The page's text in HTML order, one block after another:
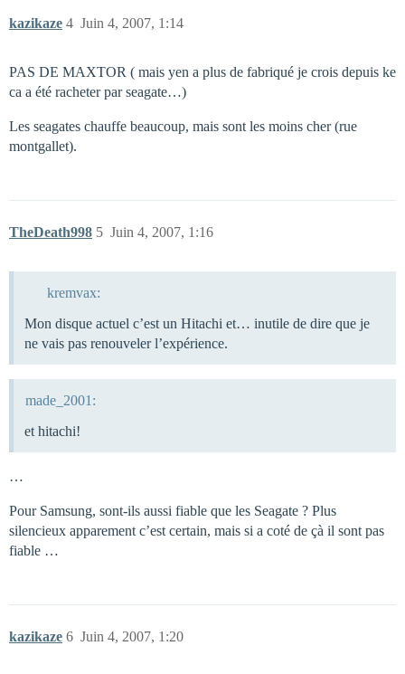
kazikaze Juin 4, 2007, 1:14
4
PAS DE MAXTOR ( mais yen a plus de fabriqué je crois depuis ke
ca a été racheter par seagate…)
Les seagates chauffe beaucoup, mais sont les moins cher (rue
montgallet).
TheDeath998 Juin 4, 2007, 1:16
5
kremvax:
Mon disque actuel c’est un Hitachi et… inutile de dire que je
ne vais pas renouveler l’expérience.
made_2001:
et hitachi!
…
Pour Samsung, sont-ils aussi fiable que les Seagate ? Plus
silencieux apparement c’est certain, mais si a coté de çà il sont pas
fiable …
kazikaze Juin 4, 2007, 1:20
6